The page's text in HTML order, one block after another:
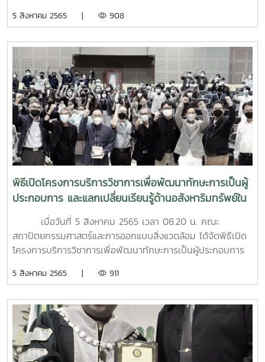
สถาปัตยกรรม 3. นายฟาอิซ เจะอูมา สาขาวิชา
วิชาภูมิสถาปัตยกรรม 5. นางสาวณัฐริกา เต็มบางงอน
สาขาวิชาภูมิสถาปัตยกรรม 6. นายแดง นายคำ สาขาวิชา
เทคโนโลยีภูมิทัศน์ "รางวัลชมเชย ทีมที่ 1" ได้แก่ ทีม
"SIRIMONGKOL 09" 1. นางสาวจิตสุภา บุญธานี สาขา
วิชาสถาปัตยกรรม 2. นายณัชพล วรรราช สาขาวิชา
สถาปัตยกรรม 3. นางสาวเณวิกา นุรังษี สาขาวิชาภูมิ
สถาปัตยกรรม 4. นางสาวปชิตา เเก้วสิงขรณ์ สาขาวิชา
ภูมิสถาปัตยกรรม 5. นางสาวภรณ์ทิพย์ ไพรเขียว สาขา
วิชาภูมิสถาปัตยกรรม 6. นายพุฒิพงศ์ แสงทอง สาขา
วิชาเทคโนโลยีภูมิทัศน์ "รางวัลชมเชย ทีมที่ 2" ได้แก่ ทีม
"NNAMIA" 1. นายชานนท์ แซ่มั่ว สาขาวิชาสถาปัตยกรรม
2. นายอานนท์ เตชนันท์ สาขาวิชาสถาปัตยกรรม
3. นายฉัตรมงคล ปันชัย สาขาวิชาภูมิสถาปัตยกรรม 4.
นางสาวนภัสสร ทองมูล สาขาวิชาภูมิสถาปัตยกรรม 5.
นางสาวสกุณี พันมูล สาขาวิชาภูมิสถาปัตยกรรม 6. นาย
ศักดิ์ ภักดี รองคณบดีฝ่ายพันธกิจพิเศษและเครือข่าย และ รอง
ตลาดแม่โจ้สามัคคี จำกัด นำโดย คุณสิทธิโชค พนายางกูร
กรรมการผู้จัดการ บริษัท ตลาดแม่โจ้สามัคคี จำกัด พร้อมด้วย
ผู้ทรงคุณวุฒิและผู้แทนสถานประกอบการที่มาร่วมเป็นสักขีพยาน
ได้ร่วมกันลงนามความร่วมมือทางวิชาการใน "พิธีลงนามบันทึก
ข้อตกลงความร่วมมือทางวิชาการด้านการส่งเสริมวิชาการและ
วิชาชีพสถาปัตยกรรมควบคุม ระหว่าง คณะสถาปัตยกรรม
ศาสตร์ฯ มหาวิทยาลัยแม่โจ้ กับ บริษัท ตลาดแม่โจ้สามัคคี จำกัด"
ณ ห้องประชุม 202 อาคารเรียนคณะสถาปัตยกรรมศาสตร์และ
การออกแบบสิ่งแวดล้อม มหาวิทยาลัยแม่โจ้ โดยมี
วัตถุประสงค์เพื่อร่วมกันพัฒนาคุณภาพการศึกษา ด้วยการบู
รณาการความร่วมมือทางด้านวิชาการ บริการวิชาการ งานวิจัย
และความร่วมมืออื่นๆ ระหว่างหน่วยงานให้มีความเจริญก้าวหน้า
ตลอดจนเสริมสร้างการพัฒนาทักษะการทำงานอย่างมืออาชีพให้
กับนักศึกษา เพื่อให้เกิดทักษะการปฏิบัติงานและเป็นผู้ประกอบ
การอย่างมืออาชีพต่อไปในอนาคต
5 สิงหาคม 2565 | 908
พิธีเปิดโครงการบริการวิชาการเพื่อพัฒนาทักษะการเป็นผู้
ประกอบการ และแลกเปลี่ยนเรียนรู้ด้านอสังหาริมทรัพย์ใน
รูปแบบค่ายวิชาการ “Architron”
เมื่อวันที่ 5 สิงหาคม 2565 เวลา 08.20 น. คณะ
สถาปัตยกรรมศาสตร์และการออกแบบสิ่งแวดล้อม ได้จัดพิธีเปิด
โครงการบริการวิชาการเพื่อพัฒนาทักษะการเป็นผู้ประกอบการ
“Architron” โดยได้รับเกียรติจาก รองศาสตราจารย์ ดร.วีระพล
เปิด และ อาจารย์ ดร.โชคอนันต์ วาณิชย์เลิศธนาสาร คณบดี
คณะสถาปัตยกรรมศาสตร์ฯ เป็นผู้ให้การต้อนรับและกล่าว
รายงานความเป็นมาของโครงการ ณ ห้องประชุมใหญ่ คณะ
สถาปัตยกรรมศาสตร์ฯ มหาวิทยาลัยแม่โจ้ โครงการค่ายวิ
5 สิงหาคม 2565 | 911